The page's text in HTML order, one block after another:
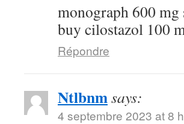
monograph 600 mg
buy cilostazol 100
Répondre
Ntlbnmsays:
4 septembre 2023 at 8